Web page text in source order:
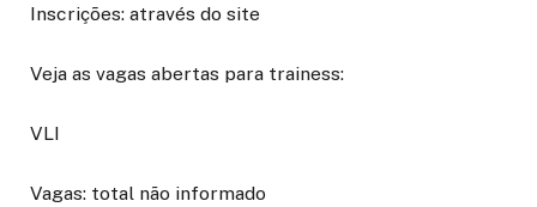
Inscrições: através do site
Veja as vagas abertas para trainess:
VLI
Vagas: total não informado